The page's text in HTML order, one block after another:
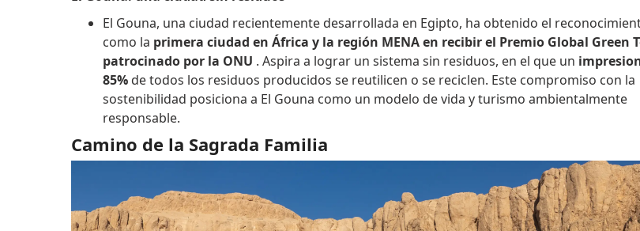
El Gouna, una ciudad recientemente desarrollada en Egipto, ha obtenido el
como la primera ciudad en África y la región MENA en recibir el Premio Global Green
patrocinado por la ONU . Aspira a lograr un sistema sin residuos, en el que un
85% de todos los residuos producidos se reutilicen o se reciclen. Este compromiso con la
sostenibilidad posiciona a El Gouna como un modelo de vida y turismo ambientalmente
responsable.
Camino de la Sagrada Familia